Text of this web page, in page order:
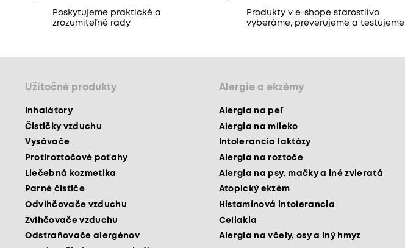
Poskytujeme praktické a
zrozumiteľné rady
Produkty v e-shope starostlivo
vyberáme, preverujeme a testujeme
Užitočné produkty
Inhalátory
Čističky vzduchu
Vysávače
Protiroztočové poťahy
Liečebná kozmetika
Parné čističe
Odvlhčovače vzduchu
Zvlhčovače vzduchu
Odstraňovače alergénov
Alergie a ekzémy
Alergia na peľ
Alergia na mlieko
Intolerancia laktózy
Alergia na roztoče
Alergia na psy, mačky a iné zvieratá
Atopický ekzém
Histamínová intolerancia
Celiakia
Alergia na včely, osy a iný hmyz